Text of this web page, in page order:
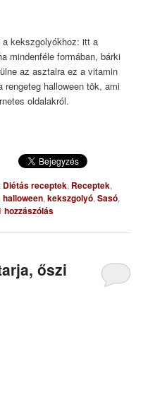
kekszgolyókhoz: itt a
mindenféle formában, bárki
az asztalra ez a vitamin
halloween tök, ami
oldalakról.
Diétás receptek, Receptek,
,halloween,kekszgolyó,Sasó,
hozzászólás
őszi